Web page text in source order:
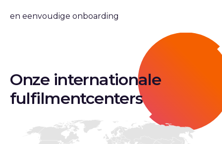
en eenvoudige onboarding
Onze internationale
fulfilmentcenters